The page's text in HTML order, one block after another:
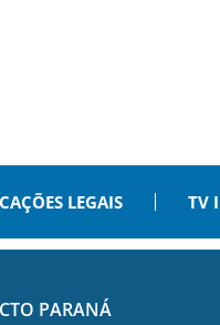
LEGAIS TV
PARANÁ